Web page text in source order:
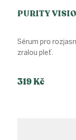
PURITY
319 Kč
Sérum pro
zralou pleť.